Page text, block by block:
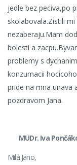
jedle bez peciva,po
skolabovala.Zistili
nezaberaju.Mam
bolesti a
problemy s
konzumacii
pride na mna unava
pozdravom Jana.
MUDr. Iva
Milá Jano,